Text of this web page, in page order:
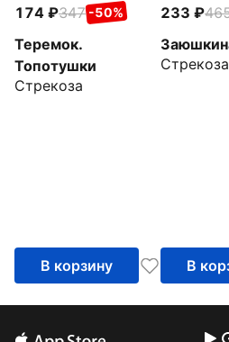
174 347 -50%
Теремок.
Топотушки
Стрекоза
В корзину
233
Стрекоза
В